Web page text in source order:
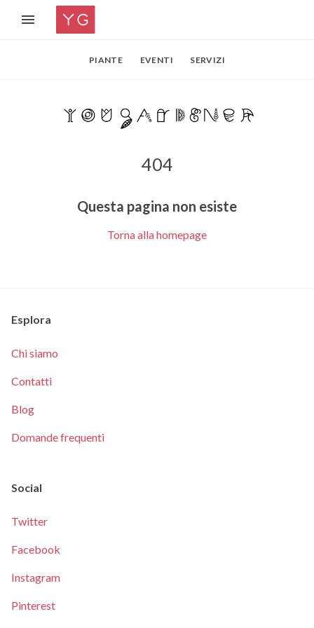
PIANTE EVENTI SERVIZI
404
Questa pagina non esiste
Torna alla homepage
Esplora
Chi siamo
Contatti
Blog
Domande frequenti
Social
Twitter
Facebook
Instagram
Pinterest